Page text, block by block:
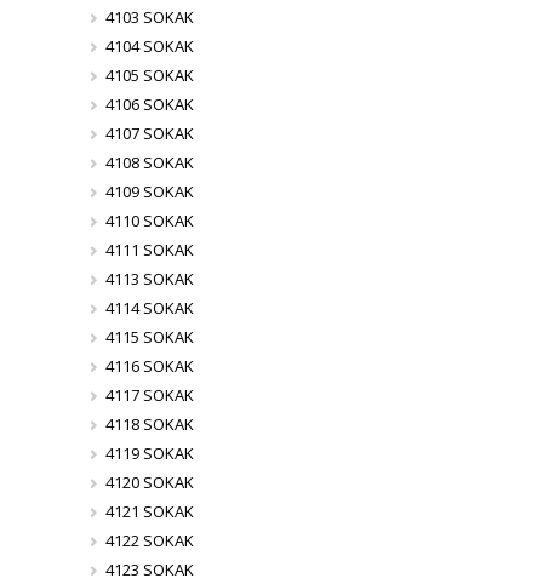
4103 SOKAK
4104 SOKAK
4105 SOKAK
4106 SOKAK
4107 SOKAK
4108 SOKAK
4109 SOKAK
4110 SOKAK
4111 SOKAK
4113 SOKAK
4114 SOKAK
4115 SOKAK
4116 SOKAK
4117 SOKAK
4118 SOKAK
4119 SOKAK
4120 SOKAK
4121 SOKAK
4122 SOKAK
4123 SOKAK